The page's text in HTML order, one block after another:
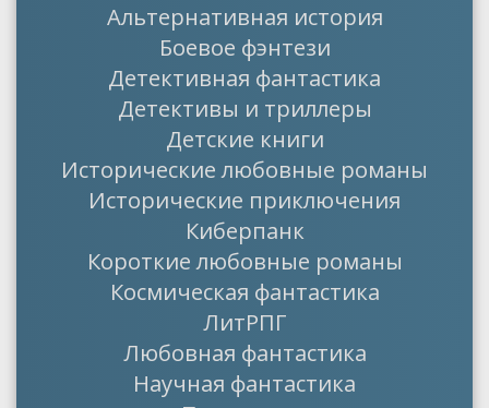
Альтернативная история
Боевое фэнтези
Детективная фантастика
Детективы и триллеры
Детские книги
Исторические любовные романы
Исторические приключения
Киберпанк
Короткие любовные романы
Космическая фантастика
ЛитРПГ
Любовная фантастика
Научная фантастика